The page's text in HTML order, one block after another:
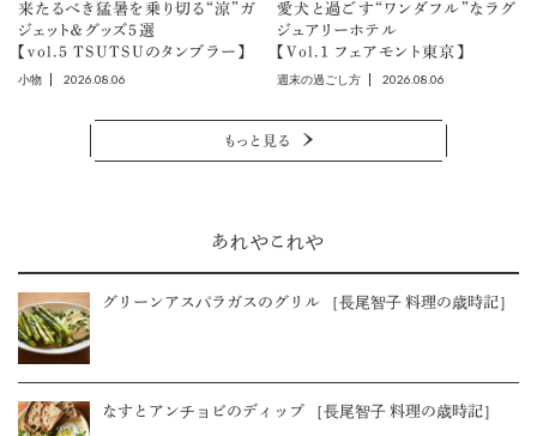
来たるべき猛暑を乗り切る“涼”ガ
ジェット＆グッズ5選
【vol.5 TSUTSUのタンブラー】
小物 2026.08.06
愛犬と過ごす“ワンダフル”なラグ
ジュアリーホテル
【Vol.1 フェアモント東京】
週末の過ごし方 2026.08.06
もっと見る
あれやこれや
グリーンアスパラガスのグリル ［長尾智子 料理の歳時記］
なすとアンチョビのディップ ［長尾智子 料理の歳時記］